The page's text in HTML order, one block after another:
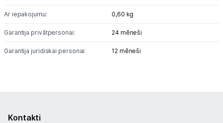
GPS
Ar iepakojumu: 0,60 kg
Garantija privātpersonai: 24 mēneši
Garantija juridiskai personai: 12 mēneši
Kontakti